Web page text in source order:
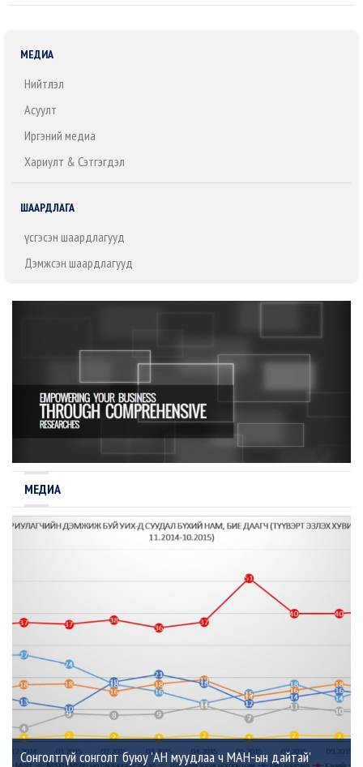
МЕДИА
Нийтлэл
Асуулт
Иргэний медиа
Хариулт & Сэтгэгдэл
ШААРДЛАГА
Үүсгэсэн шаардлагууд
Дэмжсэн шаардлагууд
МЕДИА
Сонголтгүй сонголт буюу 'АН муудлаа ч МАН-ын дайтай'